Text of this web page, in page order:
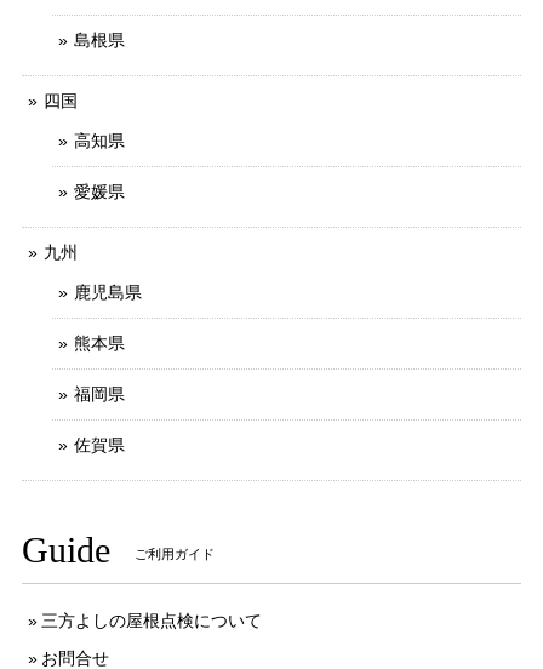
島根県
四国
高知県
愛媛県
九州
鹿児島県
熊本県
福岡県
佐賀県
Guide ご利用ガイド
三方よしの屋根点検について
お問合せ